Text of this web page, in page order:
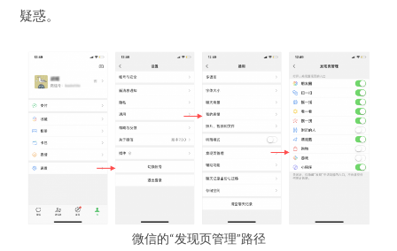
疑惑。
微信的“发现页管理”路径